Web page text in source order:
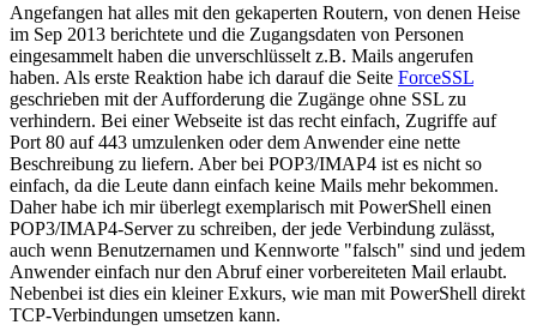
Angefangen hat alles mit den gekaperten Routern, von denen Heise
im Sep 2013 berichtete und die Zugangsdaten von Personen
eingesammelt haben die unverschlüsselt z.B. Mails angerufen
haben. Als erste Reaktion habe ich darauf die Seite ForceSSL
geschrieben mit der Aufforderung die Zugänge ohne SSL zu
verhindern. Bei einer Webseite ist das recht einfach, Zugriffe auf
Port 80 auf 443 umzulenken oder dem Anwender eine nette
Beschreibung zu liefern. Aber bei POP3/IMAP4 ist es nicht so
einfach, da die Leute dann einfach keine Mails mehr bekommen.
Daher habe ich mir überlegt exemplarisch mit PowerShell einen
POP3/IMAP4-Server zu schreiben, der jede Verbindung zulässt,
auch wenn Benutzernamen und Kennworte "falsch" sind und jedem
Anwender einfach nur den Abruf einer vorbereiteten Mail erlaubt.
Nebenbei ist dies ein kleiner Exkurs, wie man mit PowerShell direkt
TCP-Verbindungen umsetzen kann.